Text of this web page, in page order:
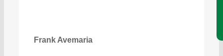
Frank Avemaria